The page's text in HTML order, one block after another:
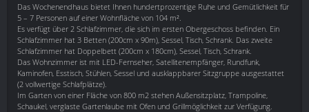
Das Wochenendhaus bietet Ihnen hundertprozentige Ruhe und Gemütlichkeit für
5 – 7 Personen auf einer Wohnfläche von 104 m².
Es verfügt über 2 Schlafzimmer, die sich im ersten Obergeschoss befinden. Ein
Schlafzimmer hat 3 Betten (200cm x 90m), Sessel, Tisch, Schrank. Das zweite
Schlafzimmer hat Doppelbett (200cm x 180cm), Sessel, Tisch, Schrank.
Das Wohnzimmer ist mit LED-Fernseher, Satellitenempfänger, Rundfunk,
Kaminofen, Esstisch, Stühlen, Sessel und ausklappbarer Sitzgruppe ausgestattet
(2 vollwertige Schlafplätze).
Im Garten von einer Fläche von 800 m2 stehen Außensitzplatz, Trampoline,
Schaukel, verglaste Gartenlaube mit Ofen und Grillmöglichkeit zur Verfügung.